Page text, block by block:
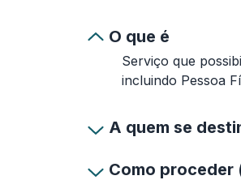
O que é
Serviço que
incluindo Pessoa
A quem se
Como proceder